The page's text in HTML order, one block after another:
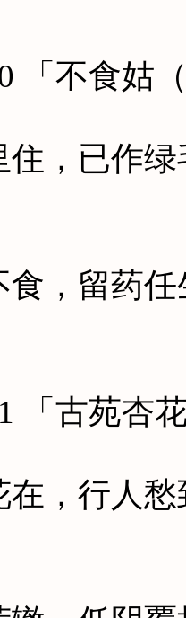
不食姑（
已作绿
留药任
古苑杏
行人愁